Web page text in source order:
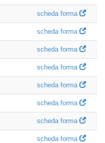
scheda forma
scheda forma
scheda forma
scheda forma
scheda forma
scheda forma
scheda forma
scheda forma